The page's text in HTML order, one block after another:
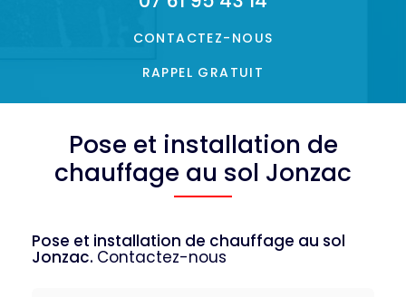
CONTACTEZ- NOUS
RAPPEL GRATUIT
Pose et installation de
chauffage au sol Jonzac
Pose et installation de chauffage au sol
Jonzac. Contactez-nous